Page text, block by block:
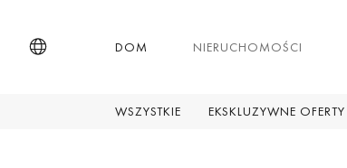
DOM NIERUCHOMOŚCI
WSZYSTKIE EKSKLUZYWNE OFERTY